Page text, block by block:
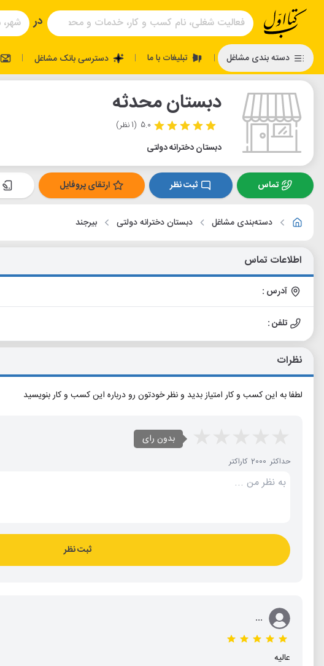
در
دسته بندی مشاغل | تبلیغات با ما | دسترسی بانک مشاغل |
دبستان محدثه
5.0 (1 نظر)
دبستان دخترانه دولتی
تماس ثبت نظر ارتقای پروفایل
دسته‌بندی مشاغل دبستان دخترانه دولتی بیرجند
اطلاعات تماس
آدرس :
تلفن :
نظرات
لطفا به این کسب و کار امتیاز بدید و نظر خودتون رو درباره این کسب و کار بنویسید
بدون رای
حداکثر 2000 کاراکتر
ثبت نظر
...
عالیه